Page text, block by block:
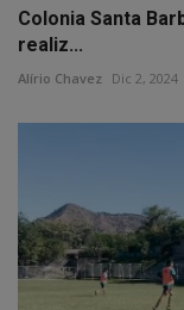
Colonia Santa
realiz...
Alírio Chavez Dic 2, 2024